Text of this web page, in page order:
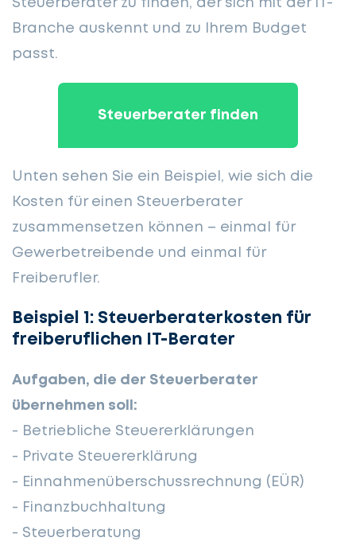
Steuerberater zu finden, der sich mit der IT-
Branche auskennt und zu Ihrem Budget
passt.
Steuerberater finden
Unten sehen Sie ein Beispiel, wie sich die
Kosten für einen Steuerberater
zusammensetzen können – einmal für
Gewerbetreibende und einmal für
Freiberufler.
Beispiel 1: Steuerberaterkosten für
freiberuflichen IT-Berater
Aufgaben, die der Steuerberater
übernehmen soll:
- Betriebliche Steuererklärungen
- Private Steuererklärung
- Einnahmenüberschussrechnung (EÜR)
- Finanzbuchhaltung
- Steuerberatung